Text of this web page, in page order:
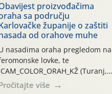
o početku leta i
potrebi usmjerenog
orahove muhe
completa)! Već
dana traje drugi
“toplinski udar”, koji
naročito izražen zadnja šest
(31.7.-05.8.), jer najviše
zraka svakodnevno
proizvođačima
sa području
županije o zaštiti
od orahove muhe
nasadima oraha pregledom na
lovke, te
CAM_COLOR_ORAH_KŽ (Turanj,
zabilježena je mala
više